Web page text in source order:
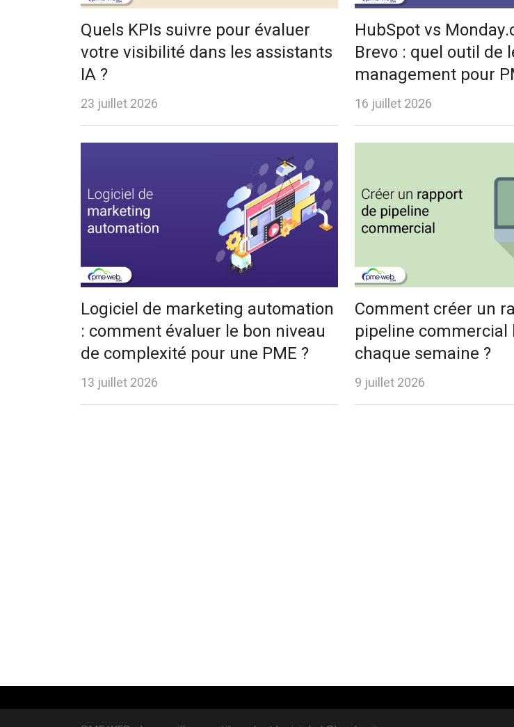
Quels KPIs suivre pour évaluer
votre visibilité dans les assistants
IA ?
23 juillet 2026
HubSpot vs
Brevo : quel outil de
management pour
16 juillet 2026
Logiciel de marketing automation
: comment évaluer le bon niveau
de complexité pour une PME ?
13 juillet 2026
Comment créer un
pipeline
chaque semaine ?
9 juillet 2026